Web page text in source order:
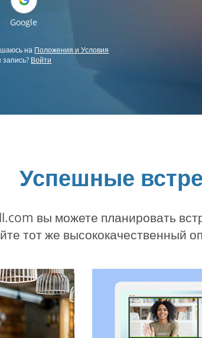
Google
на Положения и Условия
Войти
Успешные
вы можете планировать
тот же высококачественный